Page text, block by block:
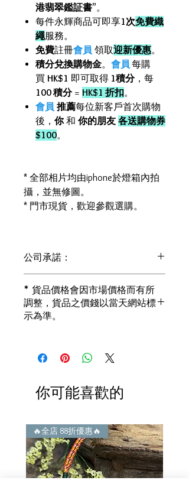
港翡翠鑑証書”。
每件永輝商品可即享1次免費織
繩服務。
免費註冊會員 領取迎新優惠。
積分兌換購物金。 會員 每購
買 HK$1 即可取得 1積分，每
100 積分= HK$1 折扣。
會員 推薦每位新客戶首次購物
後， 你和 你的朋友 各送購物券
$100。
* 全部相片均由iphone於燈箱內拍
攝，並無修圖。
* 門市現貨，歡迎參觀選購。
公司承諾：
冇加色！冇化妝！
i) 所有已鑲玉器珠寶丶玉鐲丶擺件皆 奉
送 [香港翡翠鑑証書]
i) 成色足。冇鍍金！冇包金！冇假金！
3) 顧客所花費一分一毫全部都是珠寶本
i) 無佣金！無租金！無買手費！真真正
正行內批發價。
謝絕紙上談兵。
* 貨品價格會因市場價格而有所
調整，貨品之價錢以當天網站標
示為準。
你可能喜歡的
🔥全店 88折優惠🔥